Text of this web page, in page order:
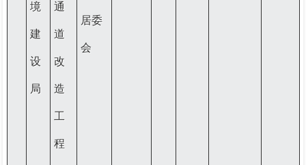
境
建
设
局
通
道
改
造
工
程
居委
会